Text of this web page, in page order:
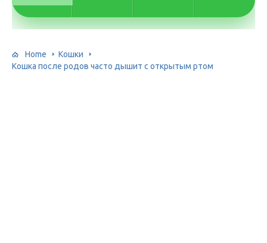
Home
Кошки
Кошка после родов часто дышит с открытым ртом